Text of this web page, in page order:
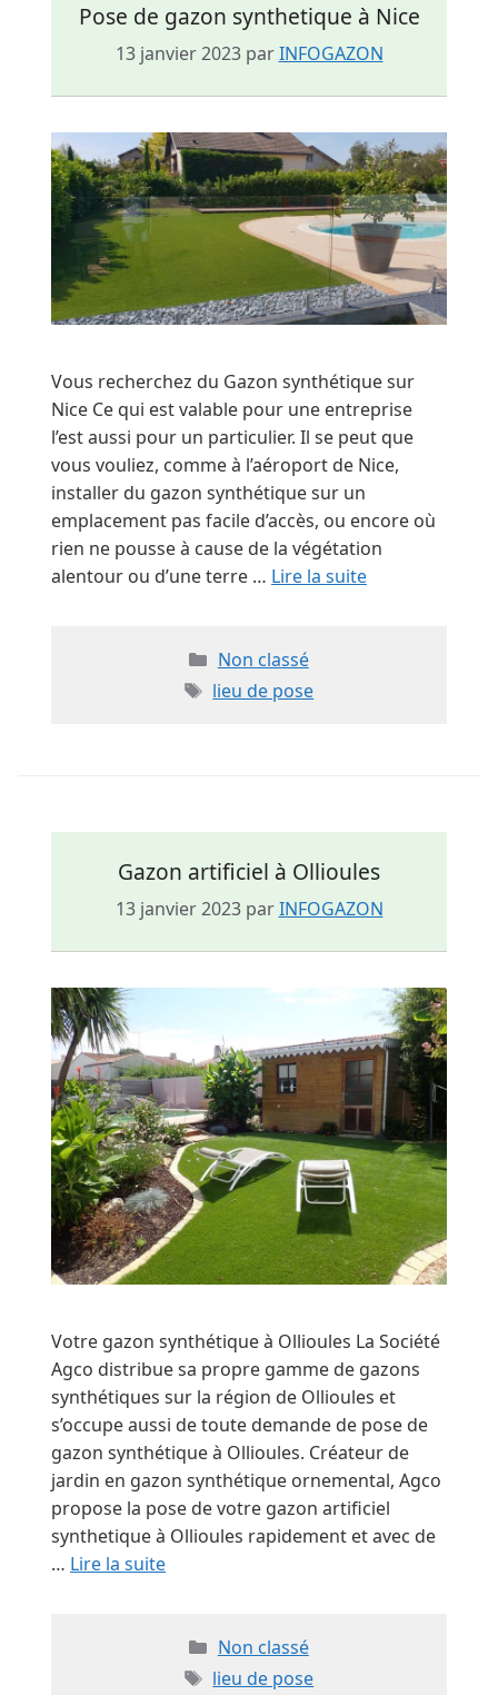
Pose de gazon synthetique à Nice
13 janvier 2023 parINFOGAZON
Vous recherchez du Gazon synthétique sur
Nice Ce qui est valable pour une entreprise
l’est aussi pour un particulier. Il se peut que
vous vouliez, comme à l’aéroport de Nice,
installer du gazon synthétique sur un
emplacement pas facile d’accès, ou encore où
rien ne pousse à cause de la végétation
alentour ou d’une terre … Lire la suite
Catégories
Non classé
Étiquettes
lieu de pose
Gazon artificiel à Ollioules
13 janvier 2023 parINFOGAZON
Votre gazon synthétique à Ollioules La Société
Agco distribue sa propre gamme de gazons
synthétiques sur la région de Ollioules et
s’occupe aussi de toute demande de pose de
gazon synthétique à Ollioules. Créateur de
jardin en gazon synthétique ornemental, Agco
propose la pose de votre gazon artificiel
synthetique à Ollioules rapidement et avec de
… Lire la suite
Catégories
Non classé
Étiquettes
lieu de pose